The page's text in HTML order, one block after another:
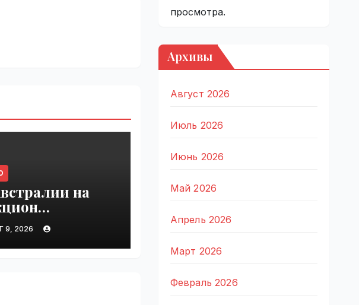
на
Toyota
Cruiser 200,
1 млн
9, 2026
просмотра.
Архивы
Август 2026
Июль 2026
Июнь 2026
Май 2026
Апрель 2026
Март 2026
Февраль 2026